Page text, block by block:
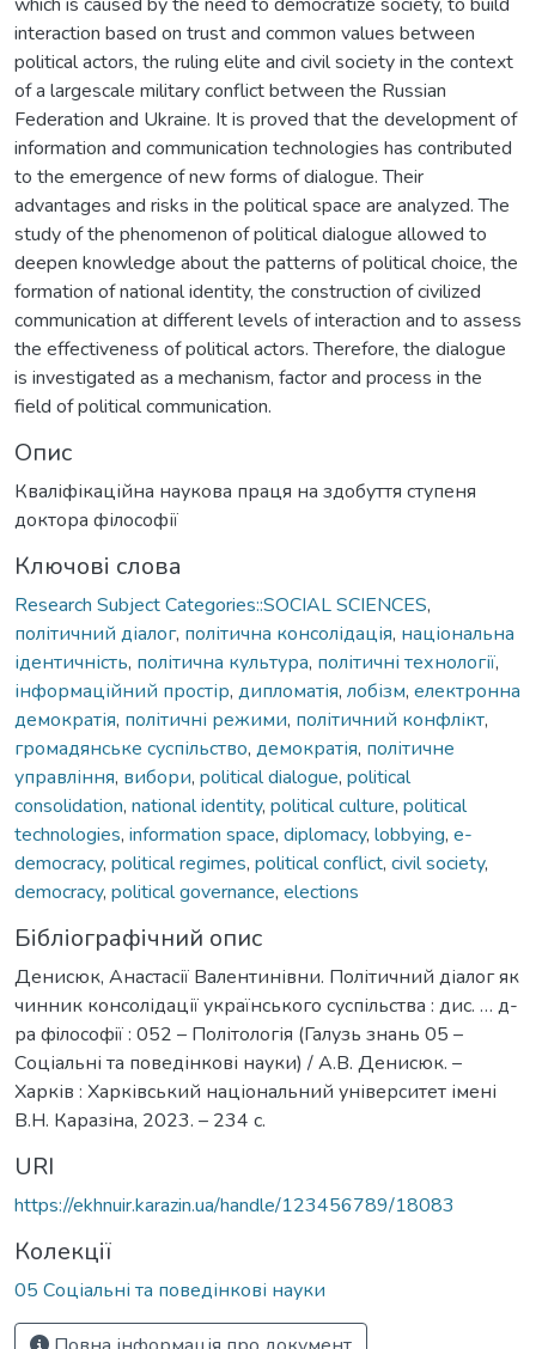
interaction based on trust and common values between
political actors, the ruling elite and civil society in the context
of a largescale military conflict between the Russian
Federation and Ukraine. It is proved that the development of
information and communication technologies has contributed
to the emergence of new forms of dialogue. Their
advantages and risks in the political space are analyzed. The
study of the phenomenon of political dialogue allowed to
deepen knowledge about the patterns of political choice, the
formation of national identity, the construction of civilized
communication at different levels of interaction and to assess
the effectiveness of political actors. Therefore, the dialogue
is investigated as a mechanism, factor and process in the
field of political communication.
Опис
Кваліфікаційна наукова праця на здобуття ступеня
доктора філософії
Ключові слова
Research Subject Categories::SOCIAL SCIENCES,
політичний діалог, політична консолідація, національна
ідентичність, політична культура, політичні технології,
інформаційний простір, дипломатія, лобізм, електронна
демократія, політичні режими, політичний конфлікт,
громадянське суспільство, демократія, політичне
управління, вибори, political dialogue, political
consolidation, national identity, political culture, political
technologies, information space, diplomacy, lobbying, e-
democracy, political regimes, political conflict, civil society,
democracy, political governance, elections
Бібліографічний опис
Денисюк, Анастасії Валентинівни. Політичний діалог як
чинник консолідації українського суспільства : дис. … д-
ра фiлософiї : 052 – Політологія (Галузь знань 05 –
Соціальні та поведінкові науки) / А.В. Денисюк. –
Харків : Харківський національний університет імені
В.Н. Каразіна, 2023. – 234 с.
URI
https://ekhnuir.karazin.ua/handle/123456789/18083
Колекції
05 Соціальні та поведінкові науки